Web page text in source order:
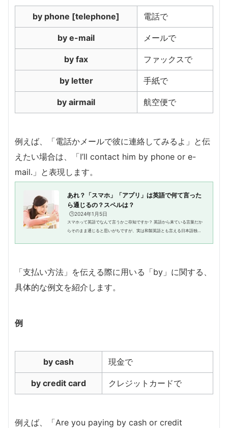
by phone [telephone] 電話で
by e-mail メールで
by fax ファックスで
by letter 手紙で
by airmail 航空便で
例えば、「電話かメールで彼に連絡してみるよ」と伝
えたい場合は、「I’ll contact him by phone or e-
mail.」と表現します。
あれ？「スマホ」「アプリ」は英語で何て言った
ら通じるの？スペルは？
🕒️2024年1月5日
スマホって英語でなんて言うかご存知ですか？ 英語から来ている言葉だか
らそのまま通じると思いがちですが、実は和製英語とも言える日本語独特
「支払い方法」を伝える際に用いる「by」に関する、
具体的な例文を紹介します。
例
by cash 現金で
by credit card クレジットカードで
例えば、「Are you paying by cash or credit